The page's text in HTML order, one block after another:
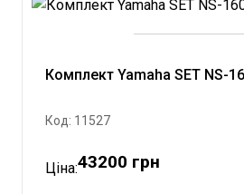
Комплект Yamaha SET NS-
Код: 11527
Ціна:43200 грн